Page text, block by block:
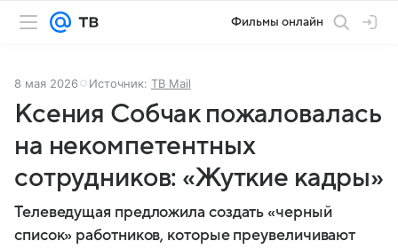
Фильмы онлайн
8 мая 2026 Источник: ТВ Mail
Ксения Собчак пожаловалась
на некомпетентных
сотрудников: «Жуткие кадры»
Телеведущая предложила создать «черный
список» работников, которые преувеличивают